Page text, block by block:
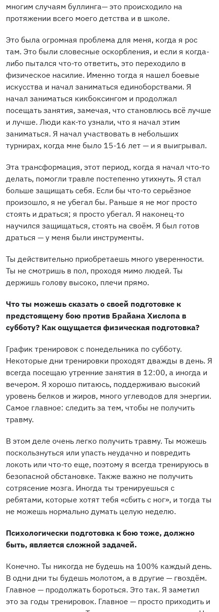
многим случаям буллинга— это происходило на
протяжении всего моего детства и в школе.
Это была огромная проблема для меня, когда я рос
там. Это были словесные оскорбления, и если я когда-
либо пытался что-то ответить, это переходило в
физическое насилие. Именно тогда я нашел боевые
искусства и начал заниматься единоборствами. Я
начал заниматься кикбоксингом и продолжал
посещать занятия, замечая, что становлюсь всё лучше
и лучше. Люди как-то узнали, что я начал этим
заниматься. Я начал участвовать в небольших
турнирах, когда мне было 15-16 лет — и я выигрывал.
Эта трансформация, этот период, когда я начал что-то
делать, помогли травле постепенно утихнуть. Я стал
больше защищать себя. Если бы что-то серьёзное
произошло, я не убегал бы. Раньше я не мог просто
стоять и драться; я просто убегал. Я наконец-то
научился защищаться, стоять на своём. Я был готов
драться — у меня были инструменты.
Ты действительно приобретаешь много уверенности.
Ты не смотришь в пол, проходя мимо людей. Ты
держишь голову высоко, плечи прямо.
Что ты можешь сказать о своей подготовке к
предстоящему бою против Брайана Хислопа в
субботу? Как ощущается физическая подготовка?
График тренировок с понедельника по субботу.
Некоторые дни тренировки проходят дважды в день. Я
всегда посещаю утренние занятия в 12:00, а иногда и
вечером. Я хорошо питаюсь, поддерживаю высокий
уровень белков и жиров, много углеводов для энергии.
Самое главное: следить за тем, чтобы не получить
травму.
В этом деле очень легко получить травму. Ты можешь
поскользнуться или упасть неудачно и повредить
локоть или что-то еще, поэтому я всегда тренируюсь в
безопасной обстановке. Также важно не получить
сотрясение мозга. Иногда ты тренируешься с
ребятами, которые хотят тебя «сбить с ног», и тогда ты
не можешь нормально думать целую неделю.
Психологически подготовка к бою тоже, должно
быть, является сложной задачей.
Конечно. Ты никогда не будешь на 100% каждый день.
В одни дни ты будешь молотом, а в другие — гвоздём.
Главное — продолжать бороться. Это так. Я заметил
это за годы тренировок. Главное — просто приходить и